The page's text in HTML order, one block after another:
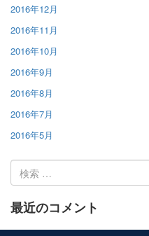
2016年12月
2016年11月
2016年10月
2016年9月
2016年8月
2016年7月
2016年5月
索:
最近のコメント